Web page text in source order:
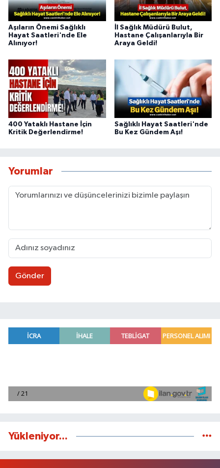
Aşıların Önemi Sağlıklı
Hayat Saatleri'nde Ele
Alınıyor!
İl Sağlık Müdürü Bulut,
Hastane Çalışanlarıyla Bir
Araya Geldi!
400 Yataklı Hastane İçin
Kritik Değerlendirme!
Sağlıklı Hayat Saatleri'nde
Bu Kez Gündem Aşı!
Yorumlar
Gönder
Yükleniyor...